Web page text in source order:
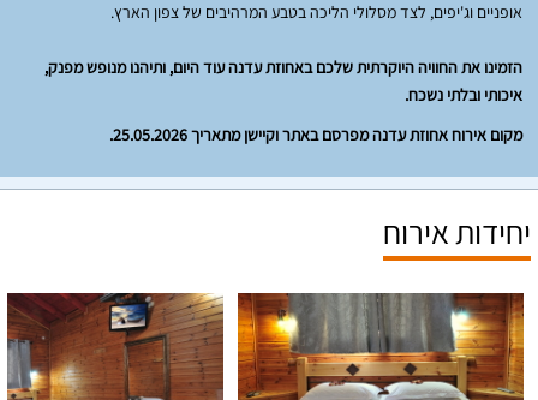
אופניים וג'יפים, לצד מסלולי הליכה בטבע המרהיבים של צפון הארץ.
הזמינו את החוויה היוקרתית שלכם באחוזת עדנה עוד היום, ותיהנו מנופש מפנק,
איכותי ובלתי נשכח.
מקום אירוח אחוזת עדנה מפרסם באתר וקיישן מתאריך 25.05.2026.
יחידות אירוח